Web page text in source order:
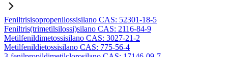
Feniltrisisopropenilossisilano CAS: 52301-18-5
Feniltris(trimetilsilossi)silano CAS: 2116-84-9
Metilfenildimetossisilano CAS: 3027-21-2
Metilfenildietossisilano CAS: 775-56-4